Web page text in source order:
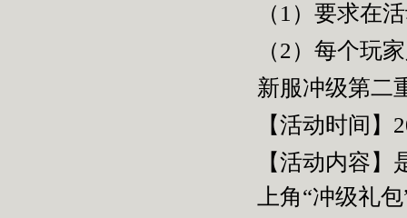
（ 1 ）要求在
（2）每个玩
新服冲级第二
【活动时间】
【活动内容
上角“冲级礼